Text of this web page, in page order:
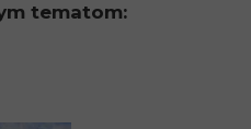
tematom: